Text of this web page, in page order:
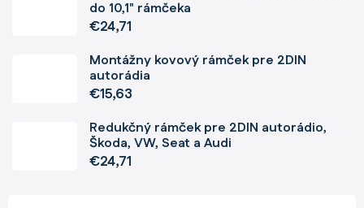
do 10,1" rámčeka
€24,71
Montážny kovový rámček pre 2DIN
autorádia
€15,63
Redukčný rámček pre 2DIN autorádio,
Škoda, VW, Seat a Audi
€24,71